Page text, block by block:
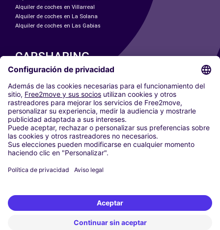
Alquiler de coches en Villarreal
Alquiler de coches en La Solana
Alquiler de coches en Las Gabias
CARSHARING
NUESTRAS CIUDADES
Paris
Madrid
Washington DC
Milán
Roma
Turín
Viena
Berlín
Düsseldorf